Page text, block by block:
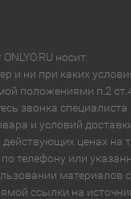
носит
и ни при каких
положениями п.2
звонка специалиста
и условий
ценах на
телефону или
материалов с
ссылки на